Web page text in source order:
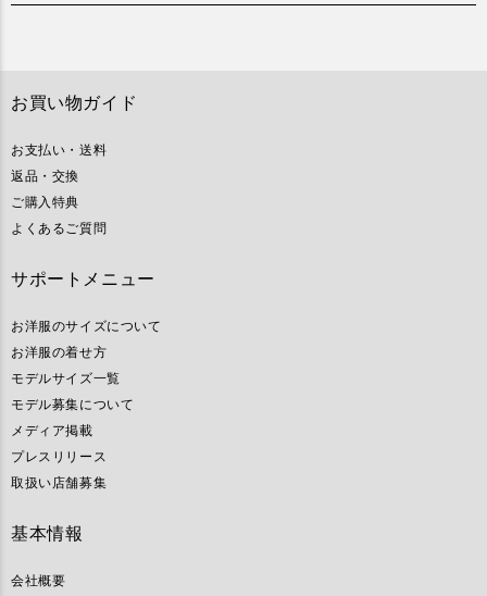
お買い物ガイド
お支払い・送料
返品・交換
ご購入特典
よくあるご質問
サポートメニュー
お洋服のサイズについて
お洋服の着せ方
モデルサイズ一覧
モデル募集について
メディア掲載
プレスリリース
取扱い店舗募集
基本情報
会社概要